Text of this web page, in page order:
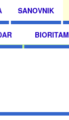
SANOVNIK
BIORITAM